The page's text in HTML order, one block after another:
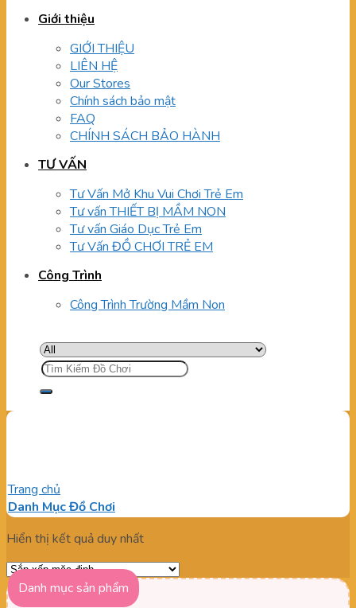
Giới thiệu
GIỚI THIỆU
LIÊN HỆ
Our Stores
Chính sách bảo mật
FAQ
CHÍNH SÁCH BẢO HÀNH
TƯ VẤN
Tư Vấn Mở Khu Vui Chơi Trẻ Em
Tư vấn THIẾT BỊ MẦM NON
Tư vấn Giáo Dục Trẻ Em
Tư Vấn ĐỒ CHƠI TRẺ EM
Công Trình
Công Trình Trường Mầm Non
Tìm
kiếm:
Trang chủ
Danh Mục Đồ Chơi
Hiển thị kết quả duy nhất
Danh mục sản phẩm